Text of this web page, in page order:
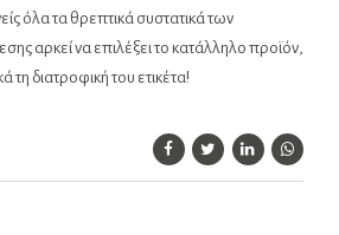
όλα τα θρεπτικά συστατικά των
αρκεί να επιλέξει το κατάλληλο προϊόν,
τη διατροφική του ετικέτα!